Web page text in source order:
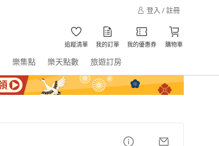
登入 / 註冊
追蹤清單 我的訂單 我的優惠券 購物車
樂集點 樂天點數 旅遊訂房